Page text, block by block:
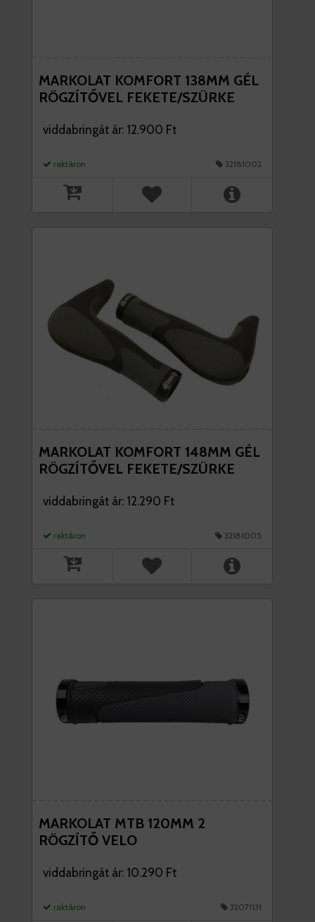
MARKOLAT KOMFORT 138MM GÉL
RÖGZÍTŐVEL FEKETE/SZÜRKE
viddabringát ár: 12.900 Ft
raktáron 32181002
MARKOLAT KOMFORT 148MM GÉL
RÖGZÍTŐVEL FEKETE/SZÜRKE
viddabringát ár: 12.290 Ft
raktáron 32181005
MARKOLAT MTB 120MM 2
RÖGZÍTŐ VELO
viddabringát ár: 10.290 Ft
raktáron 32071131